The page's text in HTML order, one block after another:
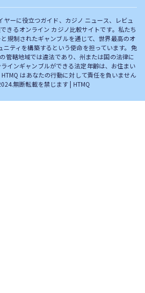
ヤーに役立つガイド、カジノ ニュース、レビュ
きるオンライン カジノ比較サイトです。私たち
規制されたギャンブルを通じて、世界最高のオ
ニティを構築するという使命を担っています。免
管轄地域では違法であり、州または国の法律に
インギャンブルができる法定年齢は、お住まい
はあなたの行動に対して責任を負いません
無断転載を禁じます | HTMQ